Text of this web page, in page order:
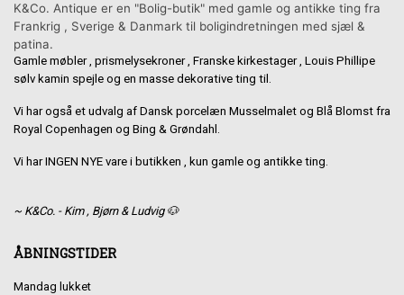
K&Co. Antique er en "Bolig-butik" med gamle og antikke ting fra
Frankrig , Sverige & Danmark til boligindretningen med sjæl &
patina.
Gamle møbler , prismelysekroner , Franske kirkestager , Louis Phillipe
sølv kamin spejle og en masse dekorative ting til.
Vi har også et udvalg af Dansk porcelæn Musselmalet og Blå Blomst fra
Royal Copenhagen og Bing & Grøndahl.
Vi har INGEN NYE vare i butikken , kun gamle og antikke ting.
~ K&Co. - Kim , Bjørn & Ludvig 🐶
ÅBNINGSTIDER
Mandag lukket